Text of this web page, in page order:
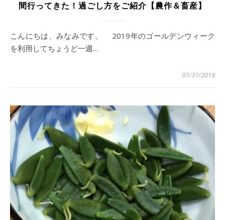
間行ってきた！過ごし方をご紹介【農作＆畜産】
こんにちは、みなみです。 2019年のゴールデンウィーク
を利用してちょうど一週…
07/31/2019